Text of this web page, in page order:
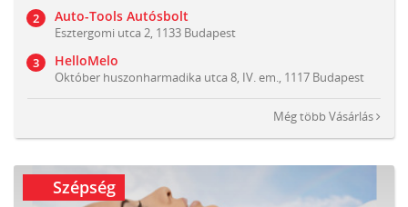
Auto-Tools Autósbolt
Esztergomi utca 2, 1133 Budapest
HelloMelo
Október huszonharmadika utca 8, IV. em., 1117 Budapest
Még többVásárlás
Szépség